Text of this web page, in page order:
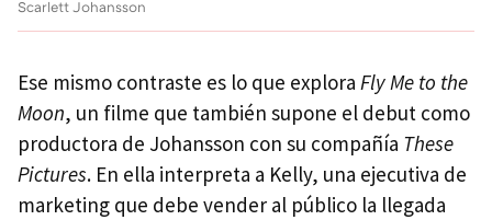
Scarlett Johansson
Ese mismo contraste es lo que explora Fly Me to the
Moon, un filme que también supone el debut como
productora de Johansson con su compañía These
Pictures. En ella interpreta a Kelly, una ejecutiva de
marketing que debe vender al público la llegada